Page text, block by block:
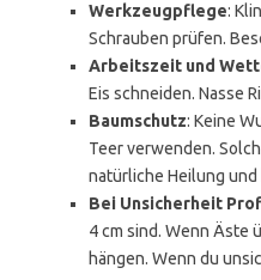
Werkzeugpflege:
Schrauben prüfen.
Arbeitszeit und
Eis schneiden. Nasse
Baumschutz: Keine
Teer verwenden.
natürliche Heilung
Bei Unsicherheit
4 cm sind. Wenn Äste
hängen. Wenn du